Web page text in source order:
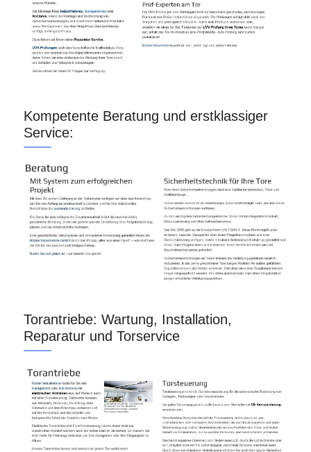
Kompetente Beratung und erstklassiger
Service:
Torantriebe: Wartung, Installation,
Reparatur und Torservice